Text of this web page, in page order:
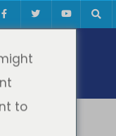
to